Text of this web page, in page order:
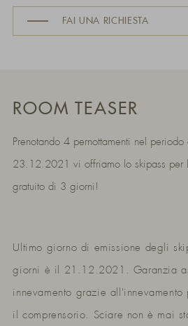
FAI UNA RICHIESTA
ROOM TEASER
Prenotando 4 pernottamenti nel
23.12.2021 vi offriamo lo skipass per
gratuito di 3 giorni!
Ultimo giorno di emissione degli
giorni è il 21.12.2021. Garanzia
innevamento grazie all'innevamento
il comprensorio. Sciare non è mai